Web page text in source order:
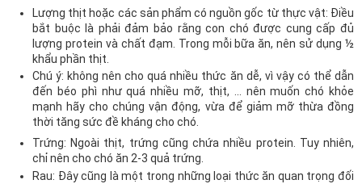
Lượng thịt hoặc các sản phẩm có nguồn gốc từ thực vật: Điều
bắt buộc là phải đảm bảo rằng con chó được cung cấp đủ
lượng protein và chất đạm. Trong mỗi bữa ăn, nên sử dụng ½
khẩu phần thịt.
Chú ý: không nên cho quá nhiều thức ăn dễ, vì vậy có thể dẫn
đến béo phì như quá nhiều mỡ, thịt, … nên muốn chó khỏe
mạnh hãy cho chúng vận động, vừa để giảm mỡ thừa đồng
thời tăng sức đề kháng cho chó.
Trứng: Ngoài thịt, trứng cũng chứa nhiều protein. Tuy nhiên,
chỉ nên cho chó ăn 2-3 quả trứng.
Rau: Đây cũng là một trong những loại thức ăn quan trọng đối